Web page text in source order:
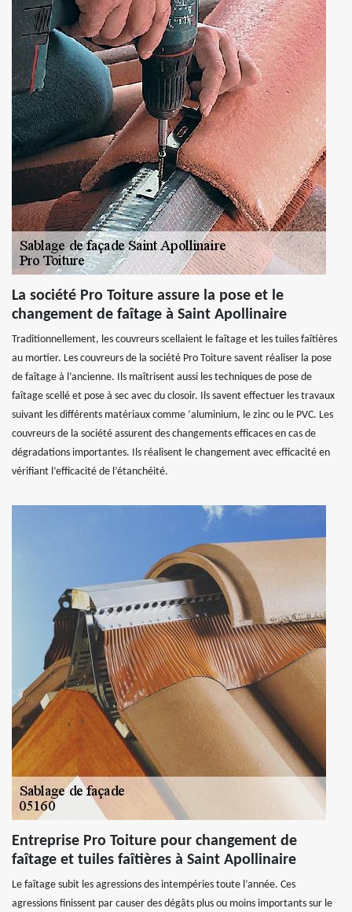
La société Pro Toiture assure la pose et le
changement de faîtage à Saint Apollinaire
Traditionnellement, les couvreurs scellaient le faîtage et les tuiles faîtières
au mortier. Les couvreurs de la société Pro Toiture savent réaliser la pose
de faîtage à l’ancienne. Ils maîtrisent aussi les techniques de pose de
faîtage scellé et pose à sec avec du closoir. Ils savent effectuer les travaux
suivant les différents matériaux comme ‘aluminium, le zinc ou le PVC. Les
couvreurs de la société assurent des changements efficaces en cas de
dégradations importantes. Ils réalisent le changement avec efficacité en
vérifiant l’efficacité de l’étanchéité.
Entreprise Pro Toiture pour changement de
faîtage et tuiles faîtières à Saint Apollinaire
Le faîtage subit les agressions des intempéries toute l’année. Ces
agressions finissent par causer des dégâts plus ou moins importants sur le